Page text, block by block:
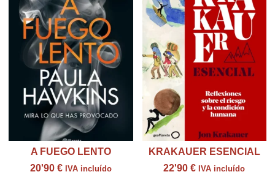
A FUEGO LENTO
20'90 € IVA incluído
KRAKAUER ESENCIAL
22'90€ IVA incluído